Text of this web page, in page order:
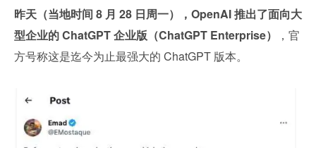
昨天（当地时间 8 月 28 日周一），OpenAI 推出了面向大
型企业的 ChatGPT 企业版（ChatGPT Enterprise）
，官
方号称这是迄今为止最强大的 ChatGPT 版本。